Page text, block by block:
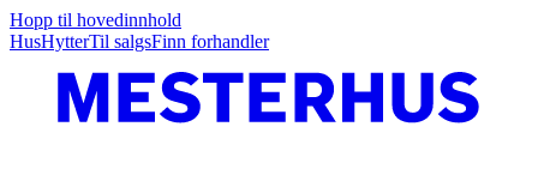
Hopp til hovedinnhold
HusHytterTil salgsFinn forhandler